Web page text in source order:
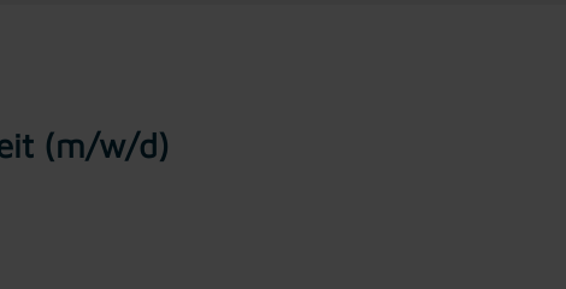
(m/w/d)